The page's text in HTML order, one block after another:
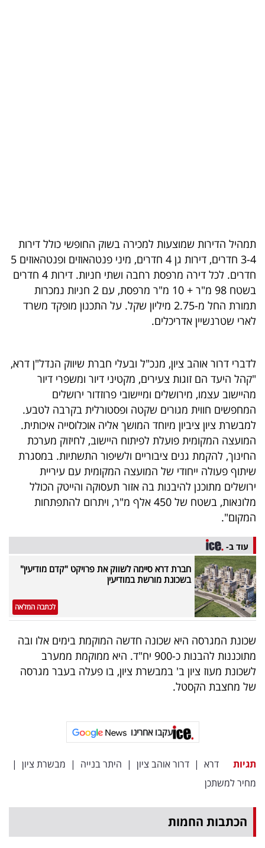
הכלכלי
פודקאסט
40
UNDER
40
שיתופי
פעולה
דרושים
ניוזלטרים
מייל
אדום
פרסמו
באייס
עקבו
אחרינו:
תמהיל הדירות שמוצעות למכירה בשוק החופשי כולל דירות
3-4 חדרים, דירות גן 4 חדרים, מיני פנטהאוזים ופנטהאוזים 5
חדרים. לכל דירה מרפסת רחבה ושתי חניות. דירות 4 חדרים
בשטח 98 מ"ר + 10 מ"ר מרפסת, עם 2 חניות נמכרות
תמורת החל מ-2.75 מיליון שקל. על התכנון מופקד משרד
לארי שטרנשיין אדריכלים.
לדברי דרור אוהב ציון, מנכ"ל ובעלי חברת שיווק הנדל"ן דרא,
"קהל היעד הם זוגות צעירים, מקטיני דיור ומשפרי דיור
מהיישוב עצמו, מירושלים ומיישובי פרוזדור ירושלים
המחפשים חווית מגורים שקטה ופסטורלית בקרבה לטבע.
למבשרת ציון ציביון מיוחד המושך אליה אוכלוסייה איכותית.
המועצה המקומית פועלת לפיתוח היישוב, לחיזוק מערכת
החינוך, להקמת גנים ציבוריים ולשיפור התשתיות. במסגרת
שיתוף פעולה ייחודי של המועצה המקומית עם עיריית
ירושלים מתוכנן להיבנות בה אזור תעסוקה והייטק הכולל
מלונאות, בשטח של 450 אלף מ"ר, ויתרום להתפתחות
המקום".
עוד ב-
חברת דרא סיימה לשווק את פרויקט "קדם מודיעין"
בשכונת מורשת במודיעין
לכתבה המלאה
שכונת המגרסה היא שכונה חדשה המוקמת בימים אלו ובה
מתוכננות להבנות כ-900 יח"ד. היא ממוקמת ממערב
לשכונת מעוז ציון ב' במבשרת ציון, בו פעלה בעבר מגרסה
של מחצבת הקסטל.
עקבו אחרינו
תגיות דרא | דרור אוהב ציון | היתר בנייה | מבשרת ציון |
מחיר למשתכן
הכתבות החמות